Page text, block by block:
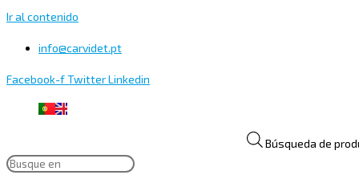
Ir al contenido
info@carvidet.pt
Facebook-fTwitterLinkedin
Búsqueda de